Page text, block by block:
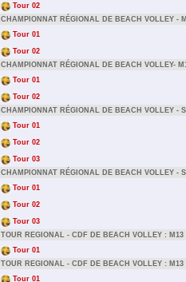
Tour 02
CHAMPIONNAT RÉGIONAL DE BEACH VOLLEY -
Tour 01
Tour 02
CHAMPIONNAT RÉGIONAL DE BEACH VOLLEY-
Tour 01
Tour 02
CHAMPIONNAT RÉGIONAL DE BEACH VOLLEY -
Tour 01
Tour 02
Tour 03
CHAMPIONNAT RÉGIONAL DE BEACH VOLLEY -
Tour 01
Tour 02
Tour 03
TOUR REGIONAL - CDF DE BEACH VOLLEY : M13
Tour 01
TOUR REGIONAL - CDF DE BEACH VOLLEY :
Tour 01